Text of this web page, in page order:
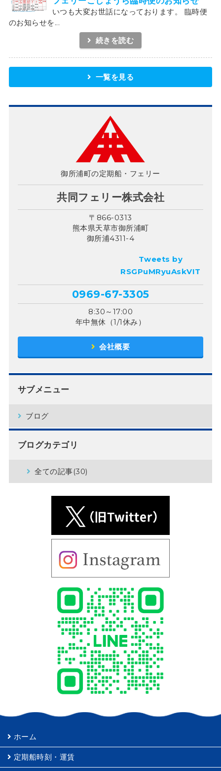
いつも大変お世話になっております。 臨時便
のお知らせを...
続きを読む
一覧を見る
御所浦町の定期船・フェリー
共同フェリー株式会社
〒866-0313
熊本県天草市御所浦町
御所浦4311-4
Tweets by
RSGPuMRyuAskVIT
0969-67-3305
8:30～17:00
年中無休（1/1休み）
会社概要
サブメニュー
ブログ
ブログカテゴリ
全ての記事(30)
ホーム
定期船時刻・運賃